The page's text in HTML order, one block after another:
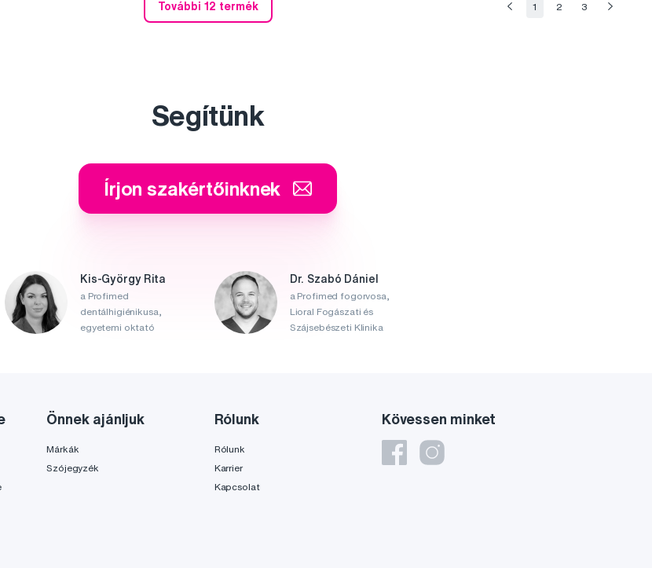
További 12 termék 1 2 3
Segítünk
Írjon szakértőinknek
Kis-György Rita
a Profimed
dentálhigiénikusa,
egyetemi oktató
Dr. Szabó Dániel
a Profimed fogorvosa,
Lioral Fogászati és
Szájsebészeti Klinika
Kövessen minket
Önnek ajánljuk
Márkák
Szójegyzék
Rólunk
Rólunk
Karrier
Kapcsolat